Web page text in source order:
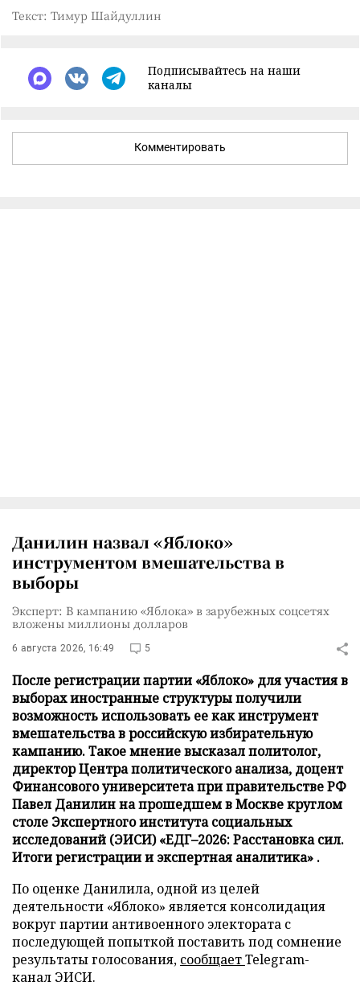
Текст: Тимур Шайдуллин
Подписывайтесь на наши
каналы
Комментировать
Данилин назвал «Яблоко»
инструментом вмешательства в
выборы
Эксперт: В кампанию «Яблока» в зарубежных соцсетях
вложены миллионы долларов
6 августа 2026, 16:49 5
После регистрации партии «Яблоко» для участия в
выборах иностранные структуры получили
возможность использовать ее как инструмент
вмешательства в российскую избирательную
кампанию. Такое мнение высказал политолог,
директор Центра политического анализа, доцент
Финансового университета при правительстве РФ
Павел Данилин на прошедшем в Москве круглом
столе Экспертного института социальных
исследований (ЭИСИ) «ЕДГ–2026: Расстановка сил.
Итоги регистрации и экспертная аналитика» .
По оценке Данилила, одной из целей
деятельности «Яблоко» является консолидация
вокруг партии антивоенного электората с
последующей попыткой поставить под сомнение
результаты голосования, сообщаетTelegram-
канал ЭИСИ.